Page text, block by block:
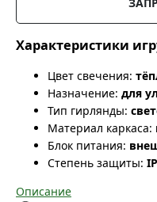
Характеристики
Цвет свечения:
Назначение: для
Тип гирлянды:
Материал каркаса:
Блок питания:
Степень защиты:
Описание